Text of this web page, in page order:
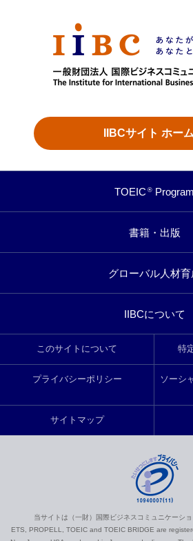
IIBCサイト ホー
TOEIC ® Program
書籍・出版
グローバル人材育
IIBCについて
このサイトについて 特
プライバシーポリシー
ソーシ
サイトマップ
当サイトは（一財）国際ビジネスコミュニケーショ
ETS, PROPELL, TOEIC and TOEIC BRIDGE are